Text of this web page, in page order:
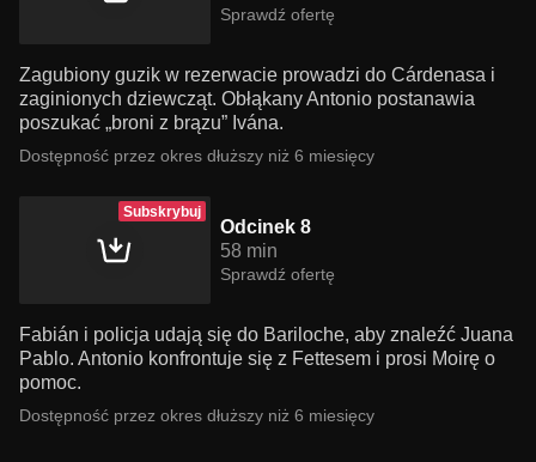
Sprawdź ofertę
Zagubiony guzik w rezerwacie prowadzi do Cárdenasa i
zaginionych dziewcząt. Obłąkany Antonio postanawia
poszukać „broni z brązu” Ivána.
Dostępność przez okres dłuższy niż 6 miesięcy
Subskrybuj
Odcinek 8
58 min
Sprawdź ofertę
Fabián i policja udają się do Bariloche, aby znaleźć Juana
Pablo. Antonio konfrontuje się z Fettesem i prosi Moirę o
pomoc.
Dostępność przez okres dłuższy niż 6 miesięcy